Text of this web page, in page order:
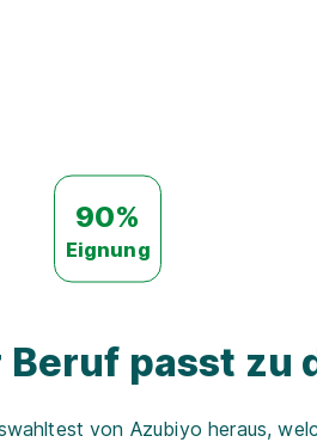
90%
Eignung
passt zu
von Azubiyo heraus,